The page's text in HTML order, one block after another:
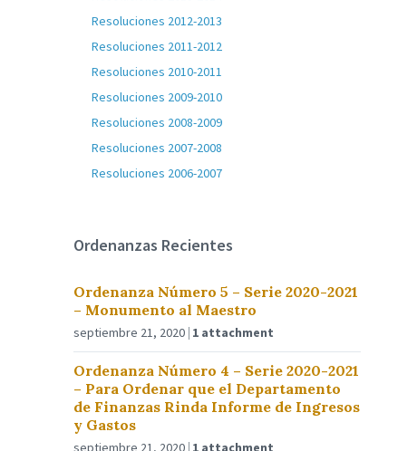
Resoluciones 2012-2013
Resoluciones 2011-2012
Resoluciones 2010-2011
Resoluciones 2009-2010
Resoluciones 2008-2009
Resoluciones 2007-2008
Resoluciones 2006-2007
Ordenanzas Recientes
Ordenanza Número 5 – Serie 2020-2021
– Monumento al Maestro
septiembre 21, 2020 1 attachment
Ordenanza Número 4 – Serie 2020-2021
– Para Ordenar que el Departamento
de Finanzas Rinda Informe de Ingresos
y Gastos
septiembre 21, 2020 1 attachment